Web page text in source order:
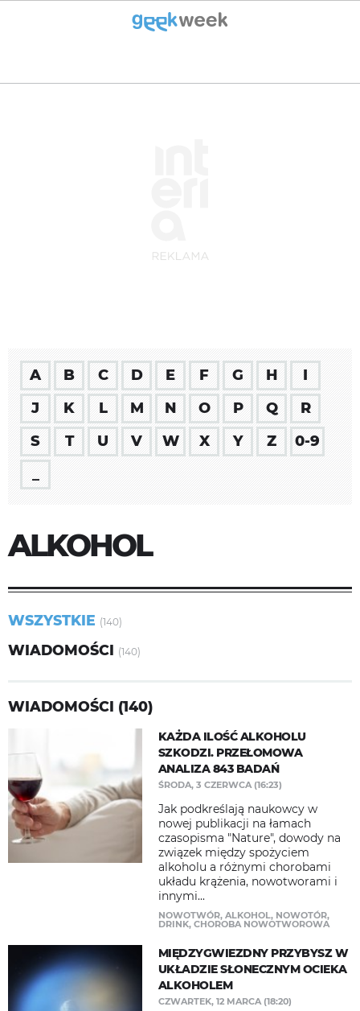
A B C D E F G H
I
J
K L M N O P Q
R
S
T U V W X Y Z
0-9
ALKOHOL
WSZYSTKIE (140)
WIADOMOŚCI (140)
WIADOMOŚCI (140)
KAŻDA ILOŚĆ ALKOHOLU
SZKODZI. PRZEŁOMOWA
ANALIZA 843 BADAŃ
ŚRODA, 3 CZERWCA (16:23)
Jak podkreślają naukowcy w
nowej publikacji na łamach
czasopisma "Nature", dowody na
związek między spożyciem
alkoholu a różnymi chorobami
układu krążenia, nowotworami i
innymi...
NOWOTWÓR, ALKOHOL, NOWOTÓR,
DRINK, CHOROBA NOWOTWOROWA
MIĘDZYGWIEZDNY PRZYBYSZ W
UKŁADZIE SŁONECZNYM OCIEKA
ALKOHOLEM
CZWARTEK, 12 MARCA (18:20)